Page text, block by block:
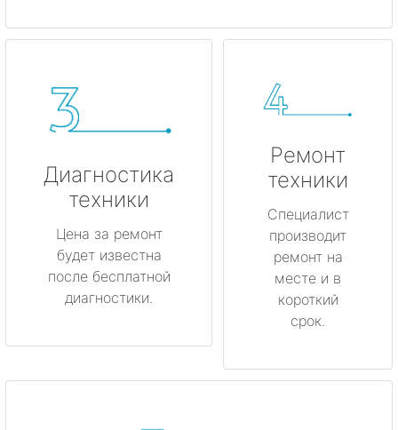
Диагностика
техники
Цена за ремонт
будет известна
после бесплатной
диагностики.
Ремонт
техники
Специалист
производит
ремонт на
месте и в
короткий
срок.